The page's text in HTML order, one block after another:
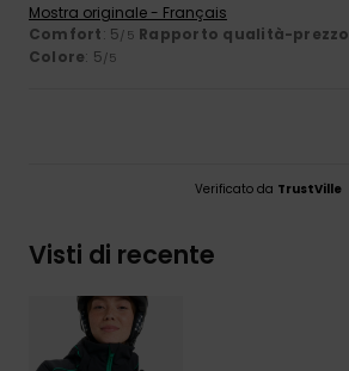
Mostra originale - Français
Comfort: 5/5 Rapporto qualità-prezzo
Colore: 5/5
Verificato da TrustVille
Visti di recente